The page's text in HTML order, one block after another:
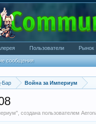
Бар Война за Империум
", создана пользователем
сообщения
Пользователи Рынок